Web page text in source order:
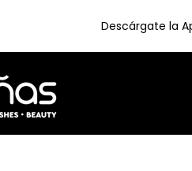
Descárgate la